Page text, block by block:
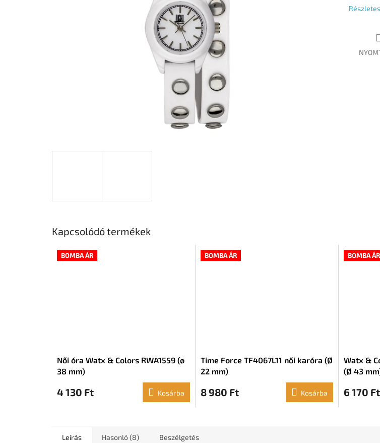
Kapcsolódó termékek
BOMBA ÁR
Női óra Watx & Colors RWA1559 (ø
38 mm)
4 130 Ft Kosárba
BOMBA ÁR
Time Force TF4067L11 női karóra (Ø
22 mm)
8 980 Ft Kosárba
BOMBA ÁR
Watx &
(Ø 43
6 170 Ft
Leírás Hasonló (8) Beszélgetés